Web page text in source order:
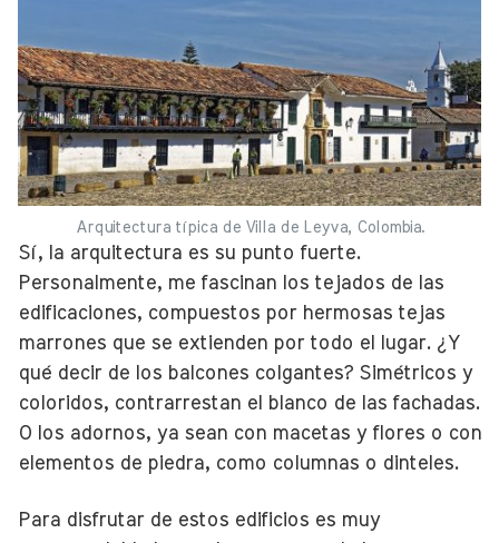
Arquitectura típica de Villa de Leyva, Colombia.
Sí, la arquitectura es su punto fuerte.
Personalmente, me fascinan los tejados de las
edificaciones, compuestos por hermosas tejas
marrones que se extienden por todo el lugar. ¿Y
qué decir de los balcones colgantes? Simétricos y
coloridos, contrarrestan el blanco de las fachadas.
O los adornos, ya sean con macetas y flores o con
elementos de piedra, como columnas o dinteles.
Para disfrutar de estos edificios es muy